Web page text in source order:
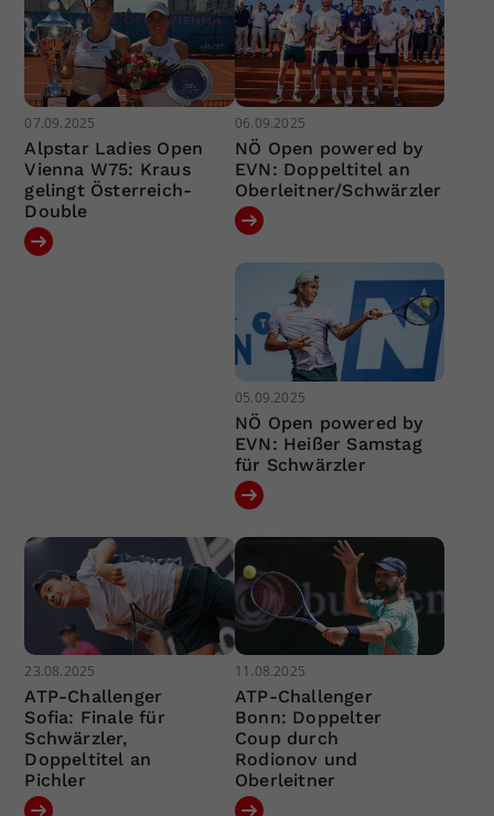
07.09.2025
Alpstar Ladies Open
Vienna W75: Kraus
gelingt Österreich-
Double
06.09.2025
NÖ Open powered by
EVN: Doppeltitel an
Oberleitner/Schwärzler
05.09.2025
NÖ Open powered by
EVN: Heißer Samstag
für Schwärzler
23.08.2025
ATP-Challenger
Sofia: Finale für
Schwärzler,
Doppeltitel an
Pichler
11.08.2025
ATP-Challenger
Bonn: Doppelter
Coup durch
Rodionov und
Oberleitner